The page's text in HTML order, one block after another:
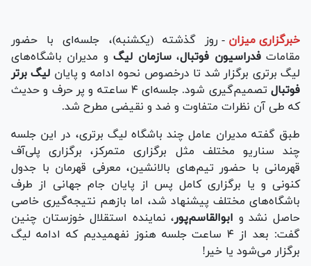
خبرگزاری میزان - روز گذشته (یکشنبه)، جلسه‌ای با حضور
مقاماتفدراسیون فوتبال،سازمان لیگو مدیران باشگاه‌های
لیگ برتری برگزار شد تا درخصوص نحوه ادامه و پایان لیگ برتر
فوتبال
تصمیم‌گیری شود. جلسه‌ای ۴ ساعته و پر حرف و حدیث
که طی آن نظرات متفاوت و ضد و نقیضی مطرح شد.
طبق گفته مدیران عامل چند باشگاه لیگ برتری، در این جلسه
چند سناریو مختلف مثل برگزاری متمرکز، برگزاری پلی‌آف
قهرمانی با حضور تیم‌های بالانشین، معرفی قهرمان با جدول
کنونی و یا برگزاری کامل پس از پایان جام جهانی از طرف
باشگاه‌های مختلف پیشنهاد شد، اما بازهم نتیجه‌گیری خاصی
حاصل نشد و ابوالقاسم‌پور، نماینده استقلال خوزستان چنین
گفت: بعد از ۴ ساعت جلسه هنوز نفهمیدیم که ادامه لیگ
برگزار می‌شود یا خیر!